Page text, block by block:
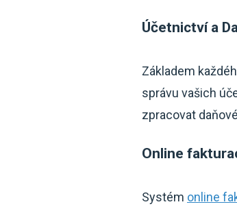
Účetnictví a
Základem
správu vašich
zpracovat
Online
Systém online